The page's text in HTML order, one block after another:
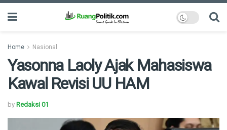
Home Nasional
Yasonna Laoly Ajak Mahasiswa
Kawal Revisi UU HAM
by Redaksi 01